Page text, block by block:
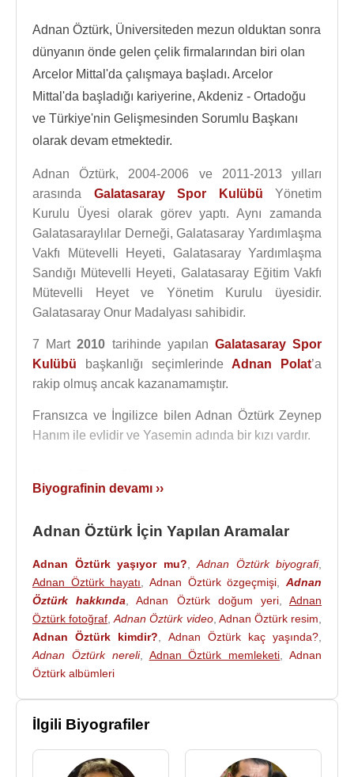
Adnan Öztürk, Üniversiteden mezun olduktan sonra
dünyanın önde gelen çelik firmalarından biri olan
Arcelor Mittal'da çalışmaya başladı. Arcelor
Mittal'da başladığı kariyerine, Akdeniz - Ortadoğu
ve Türkiye'nin Gelişmesinden Sorumlu Başkanı
olarak devam etmektedir.
Adnan Öztürk, 2004-2006 ve 2011-2013 yılları
arasında Galatasaray Spor Kulübü Yönetim
Kurulu Üyesi olarak görev yaptı. Aynı zamanda
Galatasaraylılar Derneği, Galatasaray Yardımlaşma
Vakfı Mütevelli Heyeti, Galatasaray Yardımlaşma
Sandığı Mütevelli Heyeti, Galatasaray Eğitim Vakfı
Mütevelli Heyet ve Yönetim Kurulu üyesidir.
Galatasaray Onur Madalyası sahibidir.
7 Mart2010 tarihinde yapılan Galatasaray Spor
Kulübü başkanlığı seçimlerindeAdnan Polat’a
rakip olmuş ancak kazanamamıştır.
Fransızca ve İngilizce bilen Adnan Öztürk Zeynep
Hanım ile evlidir ve Yasemin adında bir kızı vardır.
Biyografinin devamı ››
Adnan Öztürk İçin Yapılan Aramalar
Adnan Öztürk yaşıyor mu? Adnan Öztürk biyografi,
Adnan Öztürk hayatı ,Adnan Öztürk özgeçmişi ,Adnan
Öztürk hakkında ,Adnan Öztürk doğum yeri,Adnan
Öztürk fotoğraf ,Adnan Öztürk video, Adnan Öztürk resim
Adnan Öztürk kimdir?
Adnan Öztürk kaç yaşında?
Adnan Öztürk nereli, Adnan Öztürk memleketi ,Adnan
Öztürk albümleri
İlgili Biyografiler